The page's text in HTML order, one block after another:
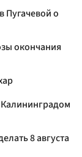
Пугачевой о
окончания
Калининградом
8 августа